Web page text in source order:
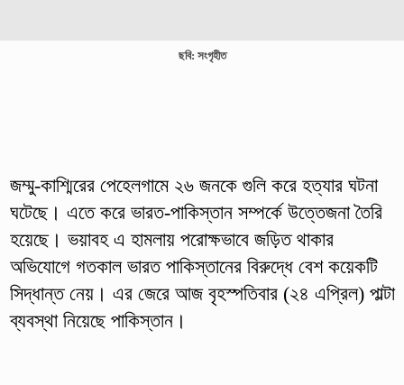
ছবি: সংগৃহীত
জম্মু-কাশ্মিরের পেহেলগামে ২৬ জনকে গুলি করে হত্যার ঘটনা
ঘটেছে। এতে করে ভারত-পাকিস্তান সম্পর্কে উত্তেজনা তৈরি
হয়েছে। ভয়াবহ এ হামলায় পরোক্ষভাবে জড়িত থাকার
অভিযোগে গতকাল ভারত পাকিস্তানের বিরুদ্ধে বেশ কয়েকটি
সিদ্ধান্ত নেয়। এর জেরে আজ বৃহস্পতিবার (২৪ এপ্রিল) পাল্টা
ব্যবস্থা নিয়েছে পাকিস্তান।